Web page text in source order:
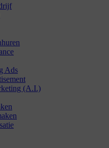
Ads
(A.I.)